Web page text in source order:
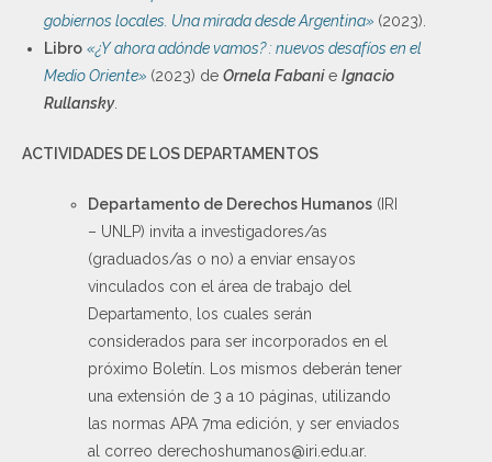
gobiernos locales. Una mirada desde Argentina» (2023).
Libro «¿Y ahora adónde vamos? : nuevos desafíos en el
Medio Oriente» (2023) de Ornela Fabanie Ignacio
Rullansky.
ACTIVIDADES DE LOS DEPARTAMENTOS
Departamento de Derechos Humanos (IRI
– UNLP) invita a investigadores/as
(graduados/as o no) a enviar ensayos
vinculados con el área de trabajo del
Departamento, los cuales serán
considerados para ser incorporados en el
próximo Boletín. Los mismos deberán tener
una extensión de 3 a 10 páginas, utilizando
las normas APA 7ma edición, y ser enviados
al correo derechoshumanos@iri.edu.ar.